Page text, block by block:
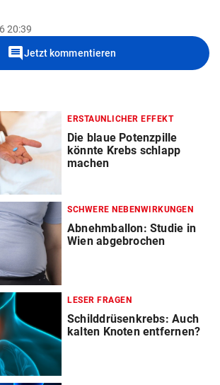
20:39
commentJetzt kommentieren
ERSTAUNLICHER EFFEKT
Die blaue Potenzpille
könnte Krebs schlapp
machen
SCHWERE NEBENWIRKUNGEN
Abnehmballon: Studie in
Wien abgebrochen
LESER FRAGEN
Schilddrüsenkrebs: Auch
kalten Knoten entfernen?